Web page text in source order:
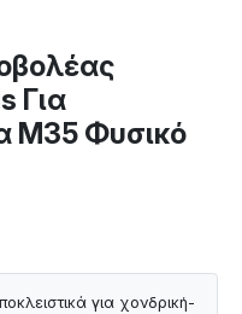
Για
Μ35 Φυσικό
για χονδρική-